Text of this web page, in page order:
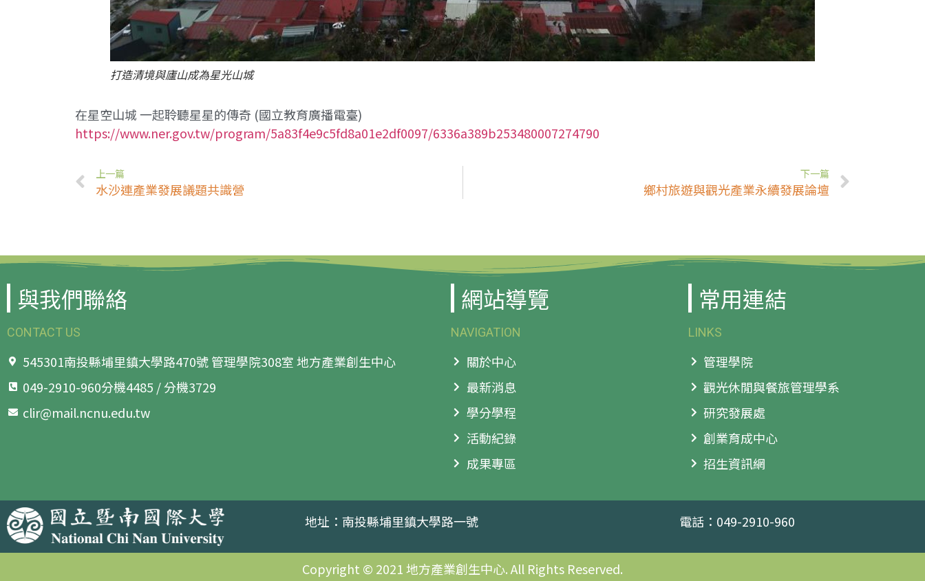
打造清境與廬山成為星光山城
在星空山城 一起聆聽星星的傳奇 (國立教育廣播電臺)
https://www.ner.gov.tw/program/5a83f4e9c5fd8a01e2df0097/6336a389b253480007274790
上一篇
水沙連產業發展議題共識營
下一篇
鄉村旅遊與觀光產業永續發展論壇
與我們聯絡
CONTACT US
545301南投縣埔里鎮大學路470號 管理學院308室 地方產業創生中心
049-2910-960分機4485 / 分機3729
clir@mail.ncnu.edu.tw
網站導覽
NAVIGATION
關於中心
最新消息
學分學程
活動紀錄
成果專區
常用連結
LINKS
管理學院
觀光休閒與餐旅管理學系
研究發展處
創業育成中心
招生資訊網
地址：南投縣埔里鎮大學路一號 電話：049-2910-960
Copyright © 2021 地方產業創生中心. All Rights Reserved.